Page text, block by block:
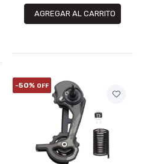
AGREGAR AL CARRITO
-50% OFF